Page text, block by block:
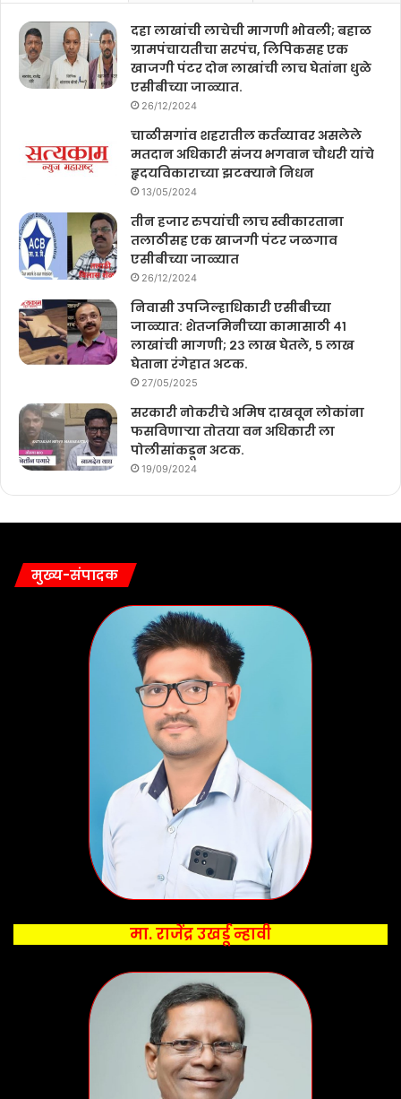
दहा लाखांची लाचेची मागणी भोवली; बहाळ
ग्रामपंचायतीचा सरपंच, लिपिकसह एक
खाजगी पंटर दोन लाखांची लाच घेतांना धुळे
एसीबीच्या जाळ्यात.
26/12/2024
चाळीसगांव शहरातील कर्तव्यावर असलेले
मतदान अधिकारी संजय भगवान चौधरी यांचे
हृदयविकाराच्या झटक्याने निधन
13/05/2024
तीन हजार रुपयांची लाच स्वीकारताना
तलाठीसह एक खाजगी पंटर जळगाव
एसीबीच्या जाळ्यात
26/12/2024
निवासी उपजिल्हाधिकारी एसीबीच्या
जाळ्यात: शेतजमिनीच्या कामासाठी ४१
लाखांची मागणी; २३ लाख घेतले, ५ लाख
घेताना रंगेहात अटक.
27/05/2025
सरकारी नोकरीचे अमिष दाखवून लोकांना
फसविणाऱ्या तोतया वन अधिकारी ला
पोलीसांकडून अटक.
19/09/2024
मुख्य-संपादक
मा. राजेंद्र उखर्डू न्हावी